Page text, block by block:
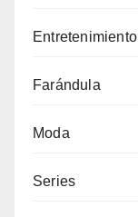
Entretenimiento
Farándula
Moda
Series